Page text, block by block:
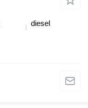
diesel